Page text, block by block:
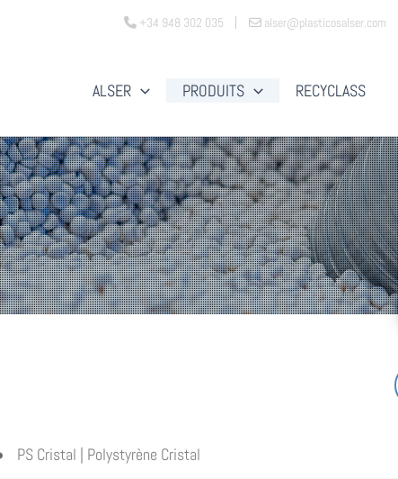
+34 948 302 035 alser@plasticosalser.com
ALSER PRODUITS RECYCLASS
PS Cristal | Polystyrène Cristal